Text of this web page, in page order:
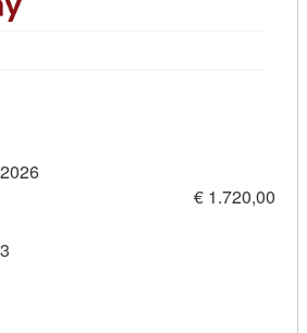
Kursdetail: Office Fachkraft
€ 1.720,00